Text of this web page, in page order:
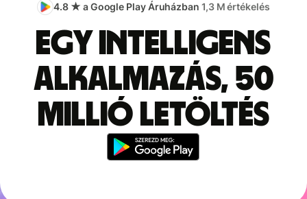
4.8 ★ a Google Play Áruházban 1,3 M értékelés
Egy intelligens
alkalmazás, 50
millió letöltés